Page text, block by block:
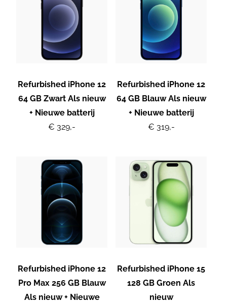
Refurbished iPhone 12
64 GB Zwart Als nieuw
+ Nieuwe batterij
€ 329,-
Refurbished iPhone 12
64 GB Blauw Als nieuw
+ Nieuwe batterij
€ 319,-
Refurbished iPhone 12
Pro Max 256 GB Blauw
Als nieuw + Nieuwe
Refurbished iPhone 15
128 GB Groen Als
nieuw